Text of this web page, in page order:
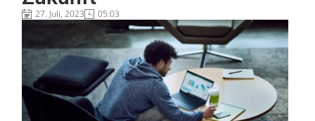
27. Juli, 2023 05:03